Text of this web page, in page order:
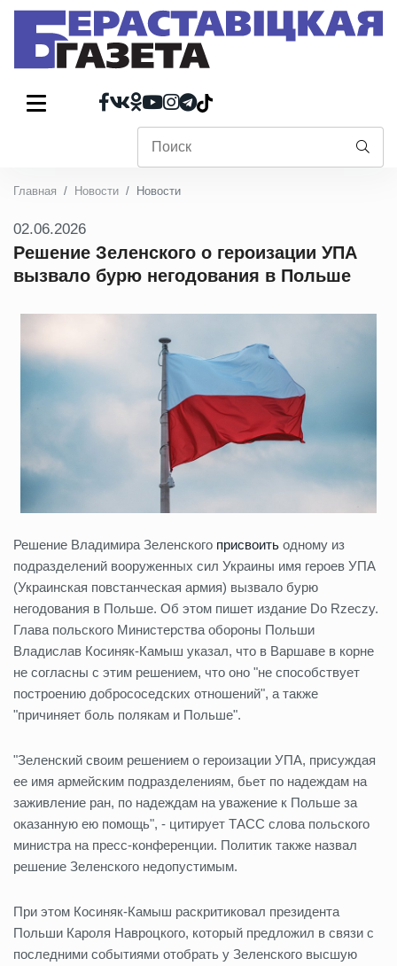
Главная Новости Новости
02.06.2026
Решение Зеленского о героизации УПА
вызвало бурю негодования в Польше
Решение Владимира Зеленского присвоить одному из
подразделений вооруженных сил Украины имя героев УПА
(Украинская повстанческая армия) вызвало бурю
негодования в Польше. Об этом пишет издание Do Rzeczy.
Глава польского Министерства обороны Польши
Владислав Косиняк-Камыш указал, что в Варшаве в корне
не согласны с этим решением, что оно "не способствует
построению добрососедских отношений", а также
"причиняет боль полякам и Польше".
"Зеленский своим решением о героизации УПА, присуждая
ее имя армейским подразделениям, бьет по надеждам на
заживление ран, по надеждам на уважение к Польше за
оказанную ею помощь", - цитирует ТАСС слова польского
министра на пресс-конференции. Политик также назвал
решение Зеленского недопустимым.
При этом Косиняк-Камыш раскритиковал президента
Польши Кароля Навроцкого, который предложил в связи с
последними событиями отобрать у Зеленского высшую